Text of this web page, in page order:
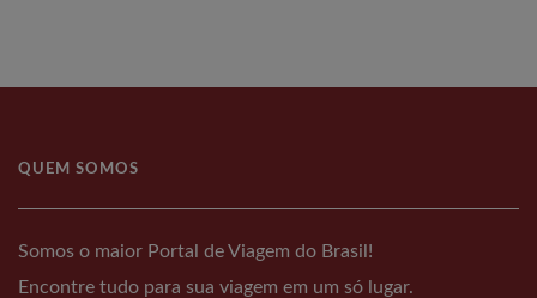
QUEM SOMOS
Somos o maior Portal de Viagem do Brasil!
Encontre tudo para sua viagem em um só lugar.